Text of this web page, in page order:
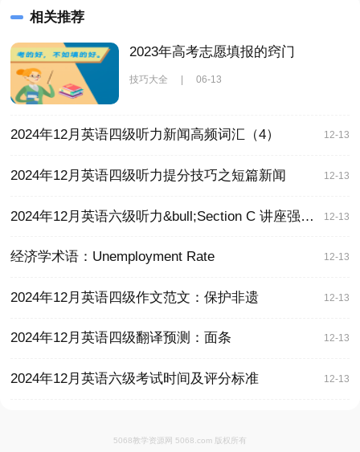
相关推荐
2023年高考志愿填报的窍门
技巧大全 06-13
2024年12月英语四级听力新闻高频词汇（4） 12-13
2024年12月英语四级听力提分技巧之短篇新闻 12-13
2024年12月英语六级听力&bull;Section C 讲座强化技巧 12-13
经济学术语：Unemployment Rate 12-13
2024年12月英语四级作文范文：保护非遗 12-13
2024年12月英语四级翻译预测：面条 12-13
2024年12月英语六级考试时间及评分标准 12-13
5068教学资源网 5068.com 版权所有